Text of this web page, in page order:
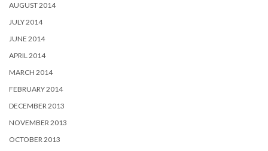
AUGUST 2014
JULY 2014
JUNE 2014
APRIL 2014
MARCH 2014
FEBRUARY 2014
DECEMBER 2013
NOVEMBER 2013
OCTOBER 2013